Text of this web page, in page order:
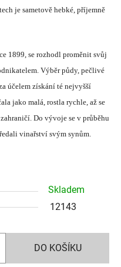
je sametově hebké, příjemně
1899, se rozhodl proměnit svůj
Výběr půdy, pečlivé
účelem získání té nejvyšší
jako malá, rostla rychle, až se
Do vývoje se v průběhu
vinařství svým synům.
Skladem
12143
DO KOŠÍKU